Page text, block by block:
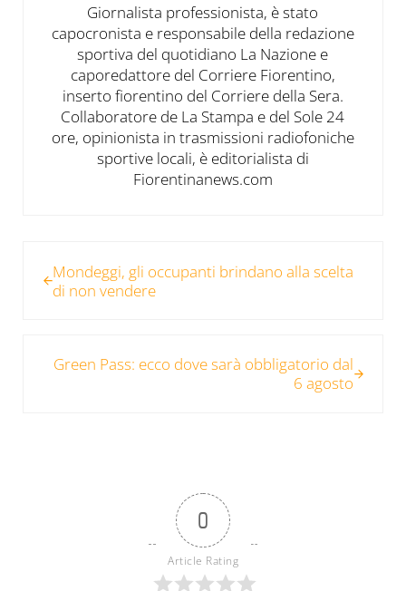
Giornalista professionista, è stato
capocronista e responsabile della redazione
sportiva del quotidiano La Nazione e
caporedattore del Corriere Fiorentino,
inserto fiorentino del Corriere della Sera.
Collaboratore de La Stampa e del Sole 24
ore, opinionista in trasmissioni radiofoniche
sportive locali, è editorialista di
Fiorentinanews.com
Mondeggi, gli occupanti brindano alla scelta
di non vendere
Green Pass: ecco dove sarà obbligatorio dal
6 agosto
0
Article Rating